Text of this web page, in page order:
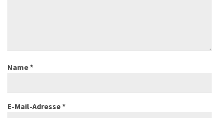
Name*
E-Mail-Adresse*